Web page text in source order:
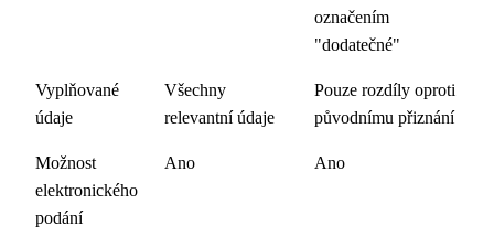
označením
"dodatečné"
Vyplňované
údaje
Všechny
relevantní údaje
Pouze rozdíly oproti
původnímu přiznání
Možnost
elektronického
podání
Ano Ano